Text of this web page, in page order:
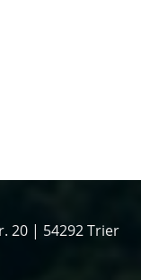
20 | 54292 Trier